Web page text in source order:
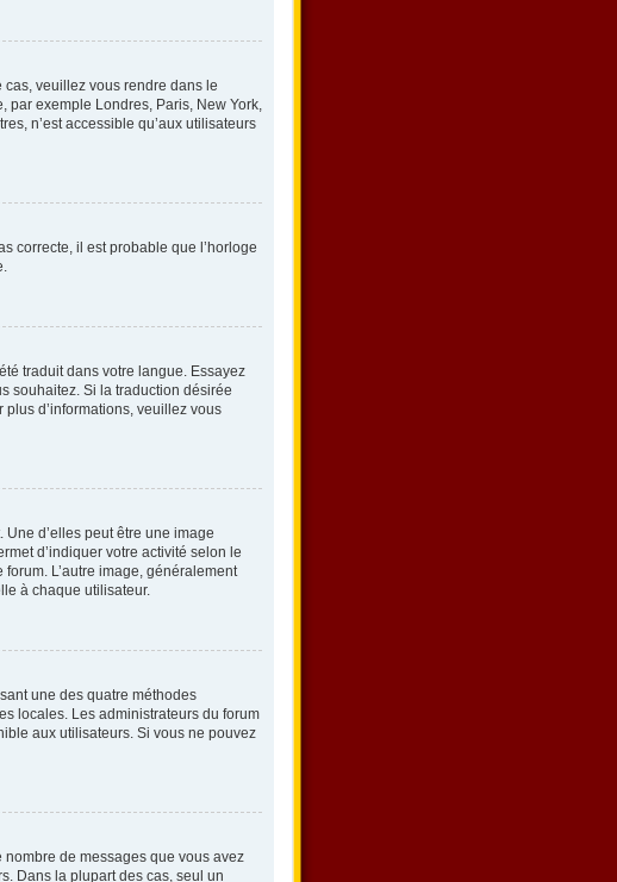
cas, veuillez vous rendre dans le
par exemple Londres, Paris, New York,
n’est accessible qu’aux utilisateurs
correcte, il est probable que l’horloge
traduit dans votre langue. Essayez
souhaitez. Si la traduction désirée
d’informations, veuillez vous
d’elles peut être une image
d’indiquer votre activité selon le
L’autre image, généralement
à chaque utilisateur.
une des quatre méthodes
locales. Les administrateurs du forum
aux utilisateurs. Si vous ne pouvez
nombre de messages que vous avez
Dans la plupart des cas, seul un